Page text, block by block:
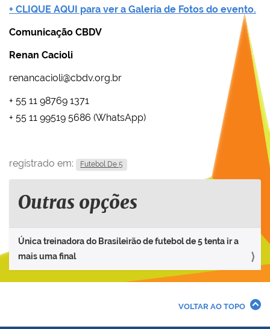
+ CLIQUE AQUI para ver a Galeria de Fotos do evento.
Comunicação CBDV
Renan Cacioli
renancacioli@cbdv.org.br
+ 55 11 98769 1371
+ 55 11 99519 5686 (WhatsApp)
registrado em: Futebol De 5
Outras opções
Única treinadora do Brasileirão de futebol de 5 tenta ir a
mais uma final
VOLTAR AO TOPO